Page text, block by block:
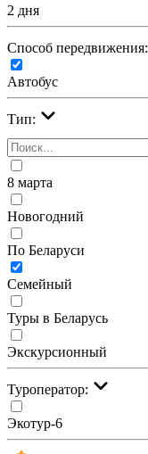
2 дня
Cпособ передвижения:
Автобус
Тип:
8 марта
Новогодний
По Беларуси
Семейный
Туры в Беларусь
Экскурсионный
Туроператор:
Экотур-6